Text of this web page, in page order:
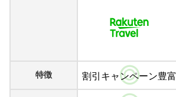
特徴 割引キャンペーン豊富